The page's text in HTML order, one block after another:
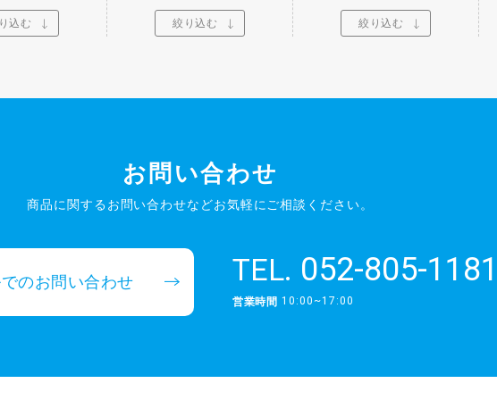
込む 絞り込む 絞り込む
お問い合わせ
商品に関するお問い合わせなどお気軽にご相談ください。
のお問い合わせ TEL. 052-805-1181
営業時間 10:00~17:00